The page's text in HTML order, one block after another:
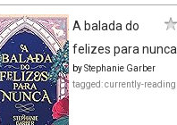
A balada do
felizes para nunca
byStephanie Garber
tagged: currently-reading